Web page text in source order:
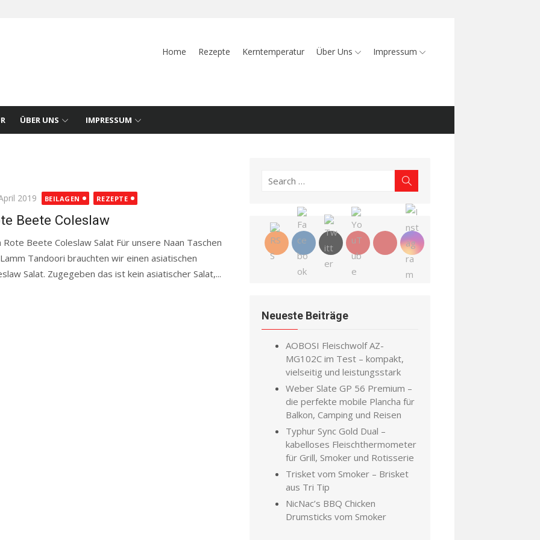
Home Rezepte Kerntemperatur Über Uns Impressum
ÜBER UNS IMPRESSUM
2019 BEILAGEN REZEPTE
Beete Coleslaw
Rote Beete Coleslaw Salat Für unsere Naan Taschen
Tandoori brauchten wir einen asiatischen
Salat. Zugegeben das ist kein asiatischer Salat,...
Search
Neueste Beiträge
AOBOSI Fleischwolf AZ-
MG102C im Test – kompakt,
vielseitig und leistungsstark
Weber Slate GP 56 Premium –
die perfekte mobile Plancha für
Balkon, Camping und Reisen
Typhur Sync Gold Dual –
kabelloses Fleischthermometer
für Grill, Smoker und Rotisserie
Trisket vom Smoker – Brisket
aus Tri Tip
NicNac’s BBQ Chicken
Drumsticks vom Smoker